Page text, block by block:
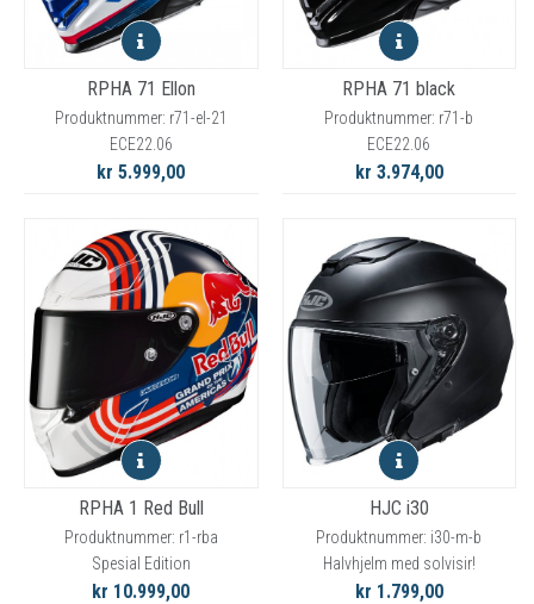
RPHA 71 Ellon
Produktnummer: r71-el-21
ECE22.06
kr 5.999,00
RPHA 71 black
Produktnummer: r71-b
ECE22.06
kr 3.974,00
RPHA 1 Red Bull
Produktnummer: r1-rba
Spesial Edition
kr 10.999,00
HJC i30
Produktnummer: i30-m-b
Halvhjelm med solvisir!
kr 1.799,00